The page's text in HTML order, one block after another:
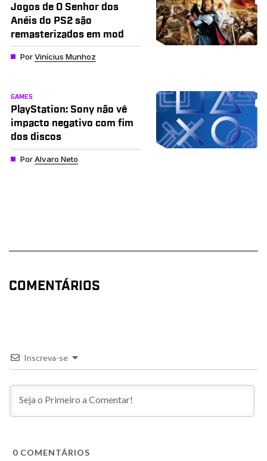
Jogos de O Senhor dos
Anéis do PS2 são
remasterizados em mod
PorVinícius Munhoz
GAMES
PlayStation: Sony não vê
impacto negativo com fim
dos discos
PorAlvaro Neto
COMENTÁRIOS
Inscreva-se
0 COMENTÁRIOS